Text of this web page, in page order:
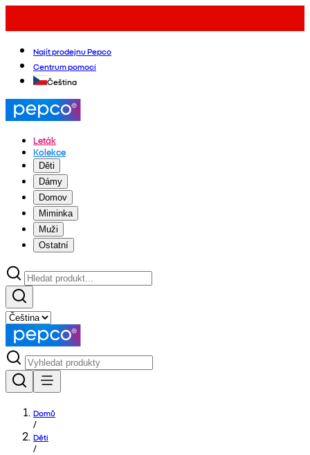
Najít prodejnu Pepco
Centrum pomoci
Čeština
Leták
Kolekce
Děti
Dámy
Domov
Miminka
Muži
Ostatní
Domů
/
Děti
/